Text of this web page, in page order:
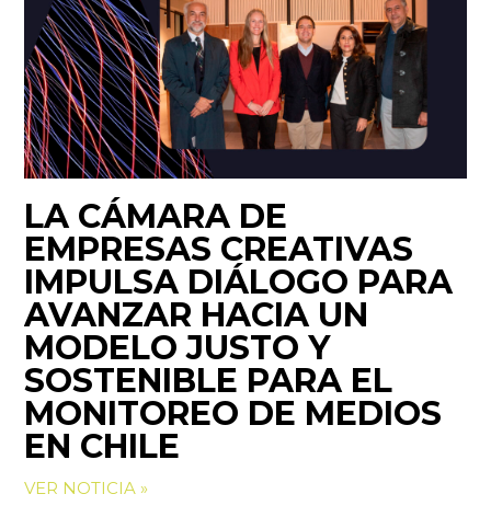
LA CÁMARA DE
EMPRESAS CREATIVAS
IMPULSA DIÁLOGO PARA
AVANZAR HACIA UN
MODELO JUSTO Y
SOSTENIBLE PARA EL
MONITOREO DE MEDIOS
EN CHILE
VER NOTICIA »